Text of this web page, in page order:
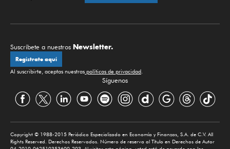
Suscríbete a nuestros Newsletter.
Regístrate aquí
Al suscribirte, aceptas nuestras políticas de privacidad.
Síguenos
Copyright © 1988-2015 Periódico Especializado en Economía y Finanzas, S.A. de C.V. All
Rights Reserved. Derechos Reservados. Número de reserva al Título en Derechos de Autor